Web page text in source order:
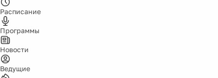
Расписание
Программы
Новости
Ведущие